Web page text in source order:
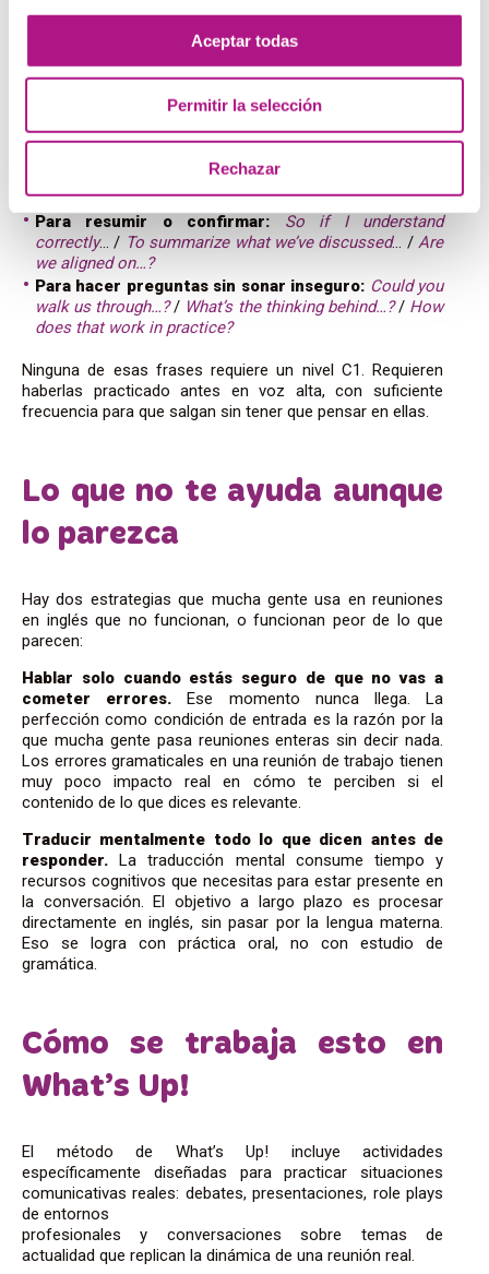
Aceptar todas
Permitir la selección
Rechazar
independientemente del sector:
Para pedir aclaración: Could you elaborate on that?/
Para tomar la palabra: I’d like to add something
come in here?/Following on from that…
/Let me come back to you on
that
Para resumir o confirmar:
So if I understand
correctly… / To summarize what we’ve discussed… / Are
we aligned on…?
Para hacer preguntas sin sonar inseguro: Could you
walk us through…?/ What’s the thinking behind…?/ How
does that work in practice?
Ninguna de esas frases requiere un nivel C1. Requieren
haberlas practicado antes en voz alta, con suficiente
frecuencia para que salgan sin tener que pensar en ellas.
Lo que no te ayuda aunque
lo parezca
Hay dos estrategias que mucha gente usa en reuniones
en inglés que no funcionan, o funcionan peor de lo que
parecen:
Hablar solo cuando estás seguro de que no vas a
cometer errores. Ese momento nunca llega. La
perfección como condición de entrada es la razón por la
que mucha gente pasa reuniones enteras sin decir nada.
Los errores gramaticales en una reunión de trabajo tienen
muy poco impacto real en cómo te perciben si el
contenido de lo que dices es relevante.
Traducir mentalmente todo lo que dicen antes de
responder. La traducción mental consume tiempo y
recursos cognitivos que necesitas para estar presente en
la conversación. El objetivo a largo plazo es procesar
directamente en inglés, sin pasar por la lengua materna.
Eso se logra con práctica oral, no con estudio de
gramática.
Cómo se trabaja esto en
What’s Up!
El método de What’s Up! incluye actividades
específicamente diseñadas para practicar situaciones
comunicativas reales: debates, presentaciones, role plays
de entornos
profesionales y conversaciones sobre temas de
actualidad que replican la dinámica de una reunión real.